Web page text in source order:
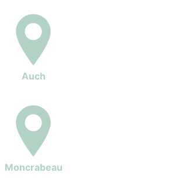
Auch
Moncrabeau